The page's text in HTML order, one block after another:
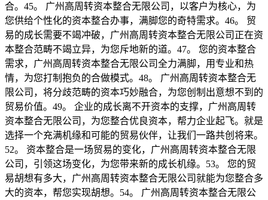
合。45。 广州高周转资本整合无限公司，以客户为核心，为
您供给个性化的资本整合办事，满脚您的奇特需求。46。 贸
易的成长需要不竭冲破，广州高周转资本整合无限公司正在资
本整合范畴不竭立异，为您斥地新的道。47。 您的资本整合
需求，广州高周转资本整合无限公司全力满脚，用专业和热
情，为您打制抱负的合做模式。48。 广州高周转资本整合无
限公司，将分歧范畴的资本巧妙融合，为您创制出意想不到的
贸易价值。49。 企业的成长离不开资本的支撑，广州高周转
资本整合无限公司，为您整合优良资本，帮力企业起飞。就是
选择一个充满机缘和可能的贸易伙伴，让我们一路共创将来。
52。 资本整合是一场贸易的变化，广州高周转资本整合无限
公司，引领这场变化，为您带来新的成长机缘。53。 您的贸
易胡想有多大，广州高周转资本整合无限公司就能为您整合多
大的资本，帮您实现胡想。54。 广州高周转资本整合无限公